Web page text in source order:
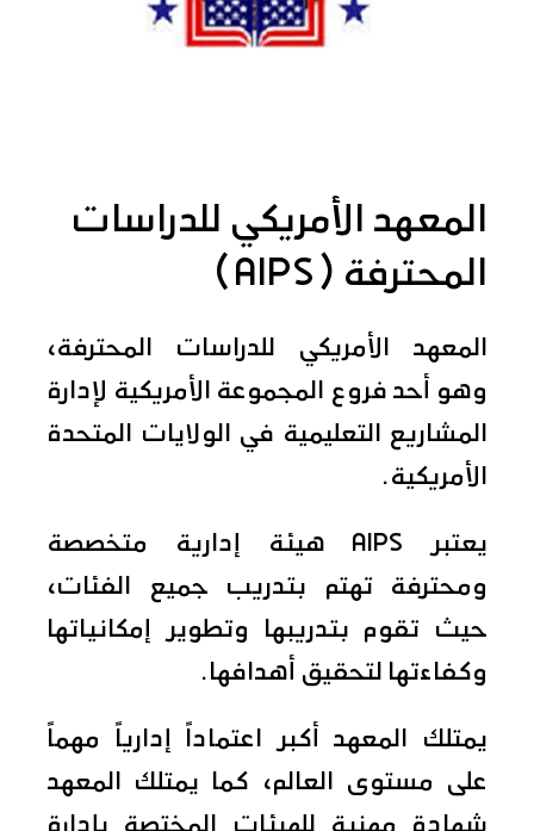
المعهد الأمريكي للدراسات
المحترفة (AIPS)
المعهد الأمريكي للدراسات المحترفة،
وهو أحد فروع المجموعة الأمريكية لإدارة
المشاريع التعليمية في الولايات المتحدة
الأمريكية.
يعتبر AIPS هيئة إدارية متخصصة
ومحترفة تهتم بتدريب جميع الفئات،
حيث تقوم بتدريبها وتطوير إمكانياتها
وكفاءتها لتحقيق أهدافها.
يمتلك المعهد أكبر اعتماداً إدارياً مهماً
على مستوى العالم، كما يمتلك المعهد
شهادة مهنية للهيئات المختصة بإدارة